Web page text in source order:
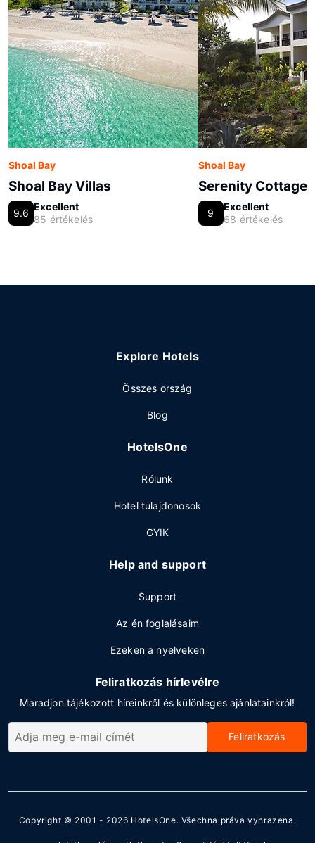
Shoal Bay
Shoal Bay Villas
9.6
Excellent
85 értékelés
Shoal Bay
Serenity Cottages
9
Excellent
68 értékelés
Explore Hotels
Összes ország
Blog
HotelsOne
Rólunk
Hotel tulajdonosok
GYIK
Help and support
Support
Az én foglalásaim
Ezeken a nyelveken
Feliratkozás hírlevélre
Maradjon tájékozott híreinkről és különleges ajánlatainkról!
Feliratkozás
Copyright © 2001 - 2026 HotelsOne. Všechna práva vyhrazena.